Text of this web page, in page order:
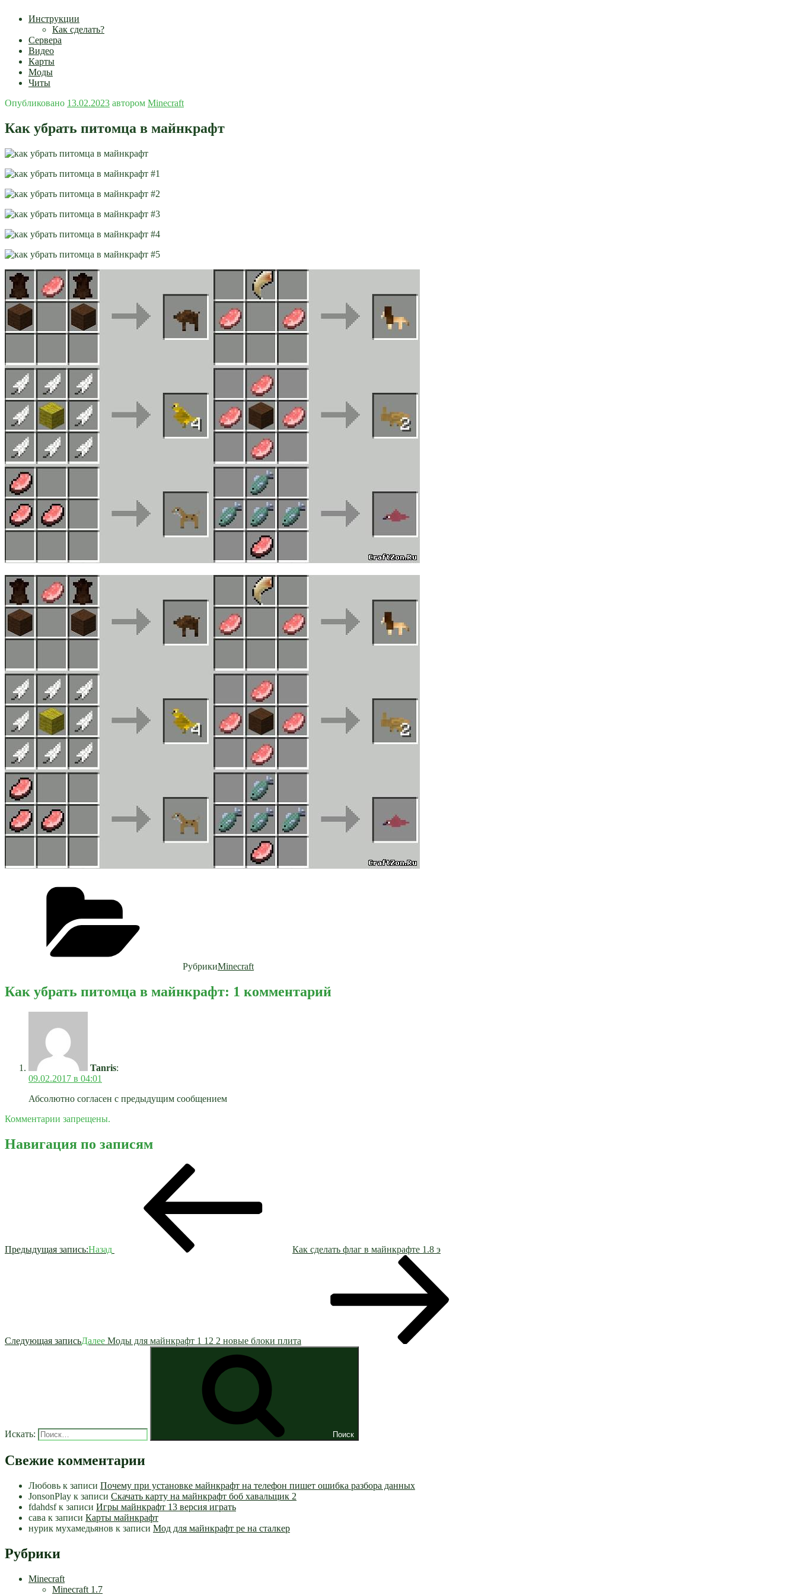
Инструкции
Как сделать?
Сервера
Видео
Карты
Моды
Читы
Опубликовано 13.02.2023 автором Minecraft
Как убрать питомца в майнкрафт
РубрикиMinecraft
Как убрать питомца в майнкрафт: 1 комментарий
Tanris:
09.02.2017 в 04:01
Абсолютно согласен с предыдущим сообщением
Комментарии запрещены.
Навигация по записям
Предыдущая запись:Назад Как сделать флаг в майнкрафте 1.8 э
Следующая записьДалее Моды для майнкрафт 1 12 2 новые блоки плита
Искать: Поиск
Свежие комментарии
Любовь к записи Почему при установке майнкрафт на телефон пишет ошибка разбора данных
JonsonPlay к записи Скачать карту на майнкрафт боб хавальщик 2
fdahdsfк записи Игры майнкрафт 13 версия играть
сава к записи Карты майнкрафт
нурик мухамедьянов к записи Мод для майнкрафт pe на сталкер
Рубрики
Minecraft
Minecraft 1.7